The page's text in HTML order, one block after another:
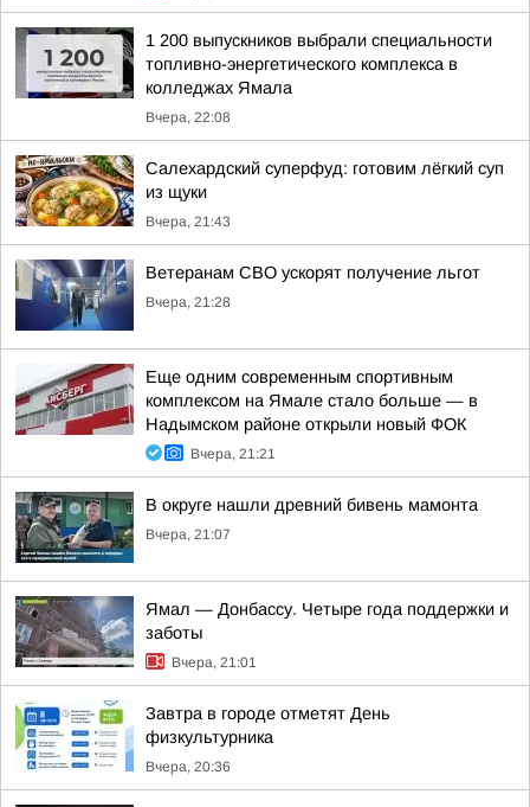
1 200 выпускников выбрали специальности
топливно-энергетического комплекса в
колледжах Ямала
Вчера, 22:08
Салехардский суперфуд: готовим лёгкий суп
из щуки
Вчера, 21:43
Ветеранам СВО ускорят получение льгот
Вчера, 21:28
Еще одним современным спортивным
комплексом на Ямале стало больше — в
Надымском районе открыли новый ФОК
Вчера, 21:21
В округе нашли древний бивень мамонта
Вчера, 21:07
Ямал — Донбассу. Четыре года поддержки и
заботы
Вчера, 21:01
Завтра в городе отметят День
физкультурника
Вчера, 20:36